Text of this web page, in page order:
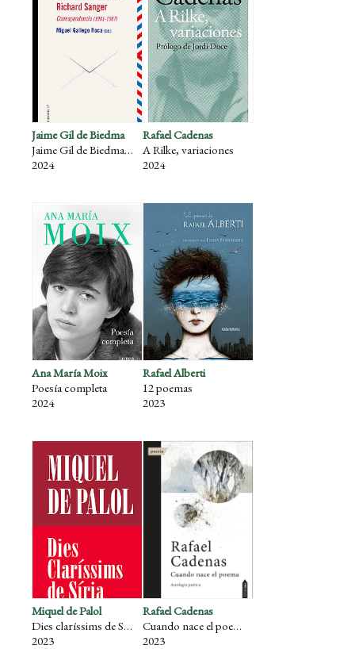
Jaime Gil de Biedma
Jaime Gil de Biedma y Richard Sanger. Correspondencia (1981-1987)
2024
Rafael Cadenas
A Rilke, variaciones
2024
Ana María Moix
Poesía completa
2024
Rafael Alberti
12 poemas
2023
Miquel de Palol
Dies claríssims de Síria
2023
Rafael Cadenas
Cuando nace el poema
2023